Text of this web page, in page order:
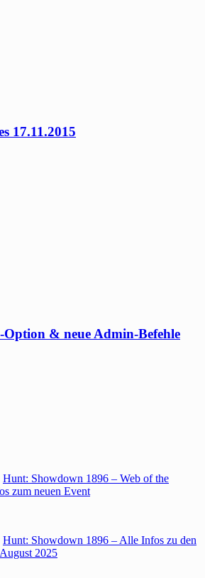
17.11.2015
Option & neue Admin-Befehle
Hunt: Showdown 1896 – Web of the
zum neuen Event
Hunt: Showdown 1896 – Alle Infos zu den
2025